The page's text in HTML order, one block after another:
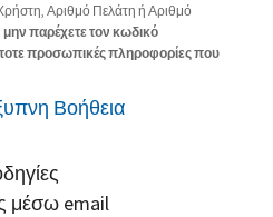
Αριθμό Πελάτη ή Αριθμό
παρέχετε τον κωδικό
προσωπικές πληροφορίες που
Βοήθεια
μέσω email